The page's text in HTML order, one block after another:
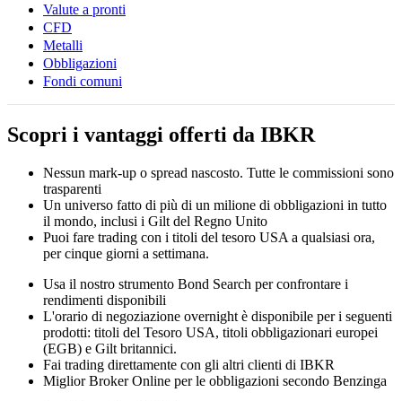
Valute a pronti
CFD
Metalli
Obbligazioni
Fondi comuni
Scopri i vantaggi offerti da IBKR
Nessun mark-up o spread nascosto. Tutte le commissioni sono
trasparenti
Un universo fatto di più di un milione di obbligazioni in tutto
il mondo, inclusi i Gilt del Regno Unito
Puoi fare trading con i titoli del tesoro USA a qualsiasi ora,
per cinque giorni a settimana.
Usa il nostro strumento Bond Search per confrontare i
rendimenti disponibili
L'orario di negoziazione overnight è disponibile per i seguenti
prodotti: titoli del Tesoro USA, titoli obbligazionari europei
(EGB) e Gilt britannici.
Fai trading direttamente con gli altri clienti di IBKR
Miglior Broker Online per le obbligazioni secondo Benzinga